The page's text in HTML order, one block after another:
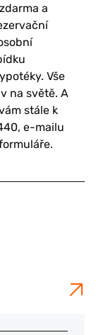
a
Vše
na světě. A
stále k
e-mailu